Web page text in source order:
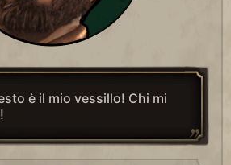
è il mio vessillo! Chi mi